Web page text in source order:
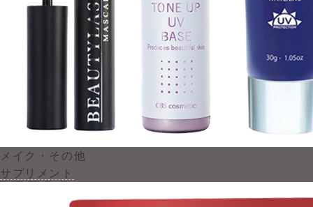
メイク・その他
サプリメント